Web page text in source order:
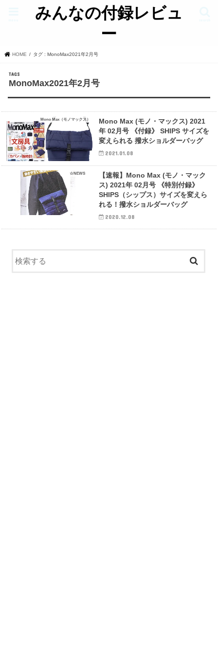
みんなの付録レビュ
ー
HOME タグ : MonoMax2021年2月号
MonoMax2021年2月号
Mono Max（モノマックス）
Mono Max (モノ・マックス) 2021
年 02月号 《付録》 SHIPS サイズを
変えられる 撥水ショルダーバッグ
2021.01.08
☆NEWS
【速報】Mono Max (モノ・マック
ス) 2021年 02月号 《特別付録》
SHIPS（シップス）サイズを変えら
れる！撥水ショルダーバッグ
2020.12.08